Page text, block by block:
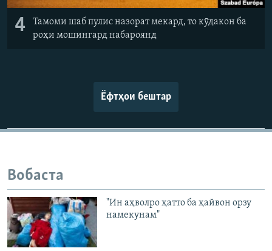
4
Тамоми шаб пулис назорат мекард, то кӯдакон ба
роҳи мошингард набароянд
Ёфтҳои бештар
Вобаста
"Ин аҳволро ҳатто ба ҳайвон орзу
намекунам"